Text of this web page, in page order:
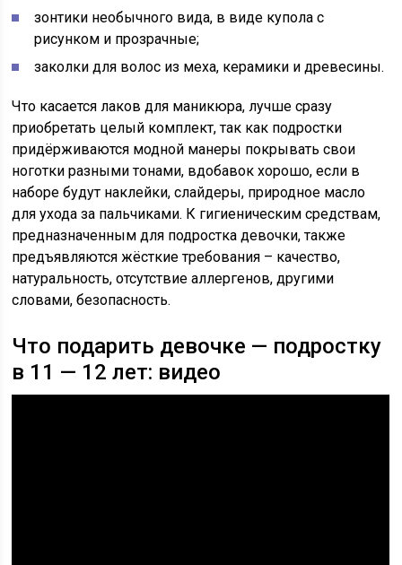
зонтики необычного вида, в виде купола с
рисунком и прозрачные;
заколки для волос из меха, керамики и древесины.
Что касается лаков для маникюра, лучше сразу
приобретать целый комплект, так как подростки
придёрживаются модной манеры покрывать свои
ноготки разными тонами, вдобавок хорошо, если в
наборе будут наклейки, слайдеры, природное масло
для ухода за пальчиками. К гигиеническим средствам,
предназначенным для подростка девочки, также
предъявляются жёсткие требования – качество,
натуральность, отсутствие аллергенов, другими
словами, безопасность.
Что подарить девочке — подростку
в 11 — 12 лет: видео